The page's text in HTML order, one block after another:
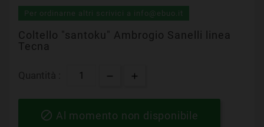
Per ordinarne altri scrivici a info@ebuo.it
Coltello "santoku" Ambrogio Sanelli linea
Tecna
 Al momento non disponibile